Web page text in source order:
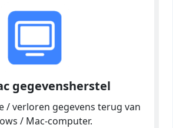
gegevensherstel
/ verloren gegevens terug van
/ Mac-computer.